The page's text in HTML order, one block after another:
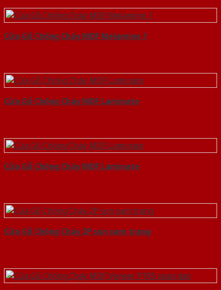
Cửa Gỗ Chống Cháy MDF Melamine 1
Cửa Gỗ Chống Cháy MDF Laminate
Cửa Gỗ Chống Cháy MDF Laminate
Cửa Gỗ Chống Cháy 2P son xam trang